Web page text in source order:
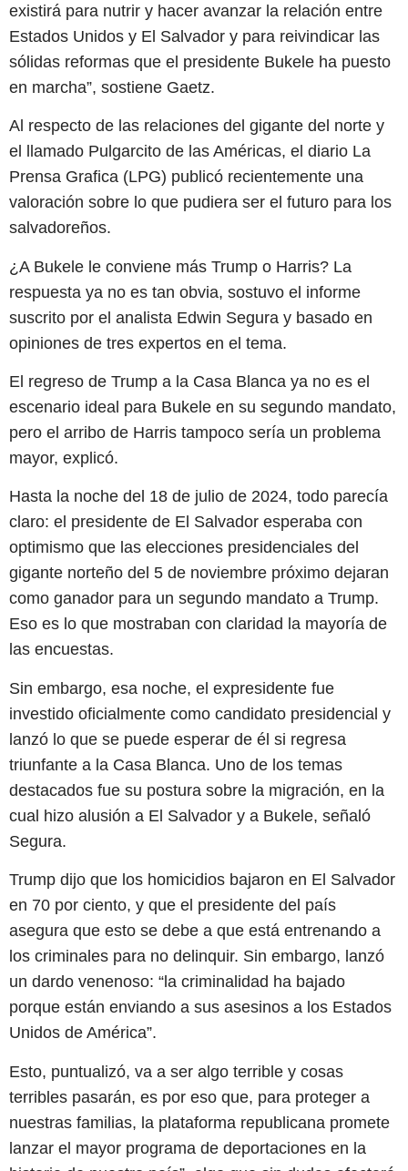
existirá para nutrir y hacer avanzar la relación entre
Estados Unidos y El Salvador y para reivindicar las
sólidas reformas que el presidente Bukele ha puesto
en marcha”, sostiene Gaetz.
Al respecto de las relaciones del gigante del norte y
el llamado Pulgarcito de las Américas, el diario La
Prensa Grafica (LPG) publicó recientemente una
valoración sobre lo que pudiera ser el futuro para los
salvadoreños.
¿A Bukele le conviene más Trump o Harris? La
respuesta ya no es tan obvia, sostuvo el informe
suscrito por el analista Edwin Segura y basado en
opiniones de tres expertos en el tema.
El regreso de Trump a la Casa Blanca ya no es el
escenario ideal para Bukele en su segundo mandato,
pero el arribo de Harris tampoco sería un problema
mayor, explicó.
Hasta la noche del 18 de julio de 2024, todo parecía
claro: el presidente de El Salvador esperaba con
optimismo que las elecciones presidenciales del
gigante norteño del 5 de noviembre próximo dejaran
como ganador para un segundo mandato a Trump.
Eso es lo que mostraban con claridad la mayoría de
las encuestas.
Sin embargo, esa noche, el expresidente fue
investido oficialmente como candidato presidencial y
lanzó lo que se puede esperar de él si regresa
triunfante a la Casa Blanca. Uno de los temas
destacados fue su postura sobre la migración, en la
cual hizo alusión a El Salvador y a Bukele, señaló
Segura.
Trump dijo que los homicidios bajaron en El Salvador
en 70 por ciento, y que el presidente del país
asegura que esto se debe a que está entrenando a
los criminales para no delinquir. Sin embargo, lanzó
un dardo venenoso: “la criminalidad ha bajado
porque están enviando a sus asesinos a los Estados
Unidos de América”.
Esto, puntualizó, va a ser algo terrible y cosas
terribles pasarán, es por eso que, para proteger a
nuestras familias, la plataforma republicana promete
lanzar el mayor programa de deportaciones en la